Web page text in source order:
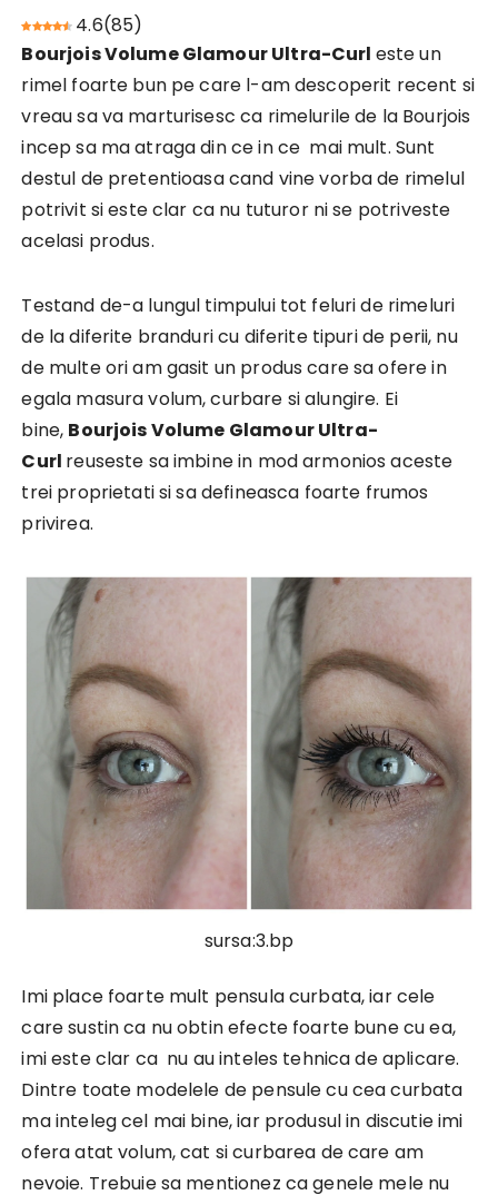
4.6(85)
Bourjois Volume Glamour Ultra-Curl este un
rimel foarte bun pe care l-am descoperit recent si
vreau sa va marturisesc ca rimelurile de la Bourjois
incep sa ma atraga din ce in ce mai mult. Sunt
destul de pretentioasa cand vine vorba de rimelul
potrivit si este clar ca nu tuturor ni se potriveste
acelasi produs.
Testand de-a lungul timpului tot feluri de rimeluri
de la diferite branduri cu diferite tipuri de perii, nu
de multe ori am gasit un produs care sa ofere in
egala masura volum, curbare si alungire. Ei
bine, Bourjois Volume Glamour Ultra-
Curl reuseste sa imbine in mod armonios aceste
trei proprietati si sa defineasca foarte frumos
privirea.
sursa:3.bp
Imi place foarte mult pensula curbata, iar cele
care sustin ca nu obtin efecte foarte bune cu ea,
imi este clar ca nu au inteles tehnica de aplicare.
Dintre toate modelele de pensule cu cea curbata
ma inteleg cel mai bine, iar produsul in discutie imi
ofera atat volum, cat si curbarea de care am
nevoie. Trebuie sa mentionez ca genele mele nu